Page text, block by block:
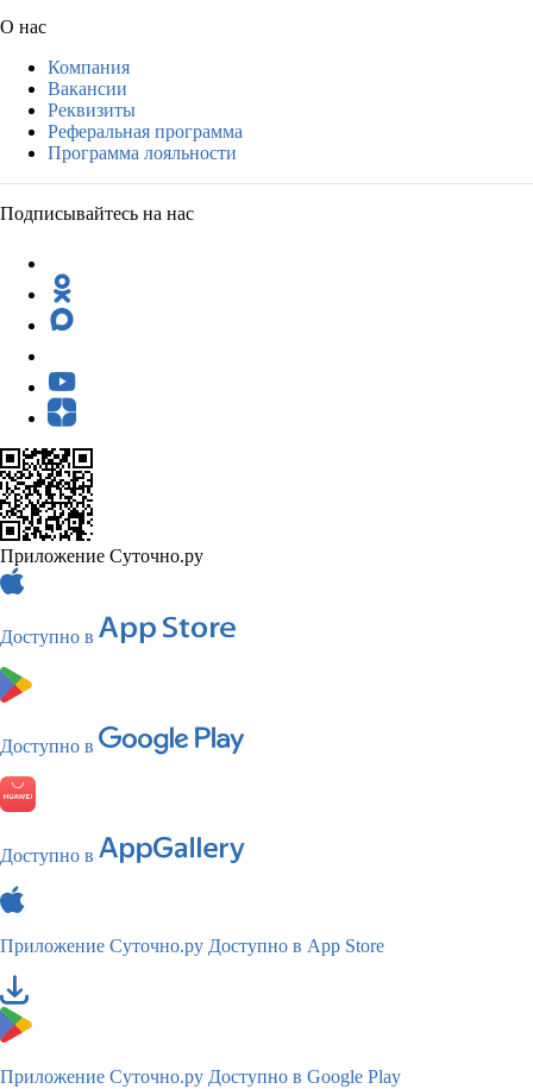
О нас
Компания
Вакансии
Реквизиты
Реферальная программа
Программа лояльности
Подписывайтесь на нас
Приложение Суточно.ру
Доступно в
Доступно в
Доступно в
Приложение Суточно.ру Доступно в App Store
Приложение Суточно.ру Доступно в Google Play